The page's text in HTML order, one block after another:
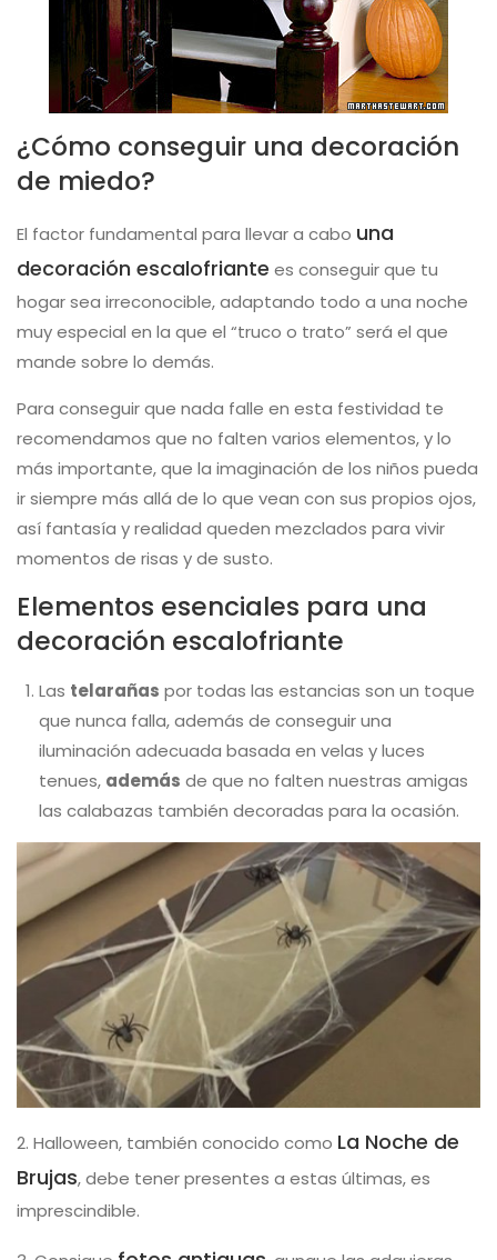
¿Cómo conseguir una decoración
de miedo?
El factor fundamental para llevar a cabo una
decoración escalofriante es conseguir que tu
hogar sea irreconocible, adaptando todo a una noche
muy especial en la que el “truco o trato” será el que
mande sobre lo demás.
Para conseguir que nada falle en esta festividad te
recomendamos que no falten varios elementos, y lo
más importante, que la imaginación de los niños pueda
ir siempre más allá de lo que vean con sus propios ojos,
así fantasía y realidad queden mezclados para vivir
momentos de risas y de susto.
Elementos esenciales para una
decoración escalofriante
Las telarañas por todas las estancias son un toque
que nunca falla, además de conseguir una
iluminación adecuada basada en velas y luces
tenues, además de que no falten nuestras amigas
las calabazas también decoradas para la ocasión.
2. Halloween, también conocido como La Noche de
Brujas, debe tener presentes a estas últimas, es
imprescindible.